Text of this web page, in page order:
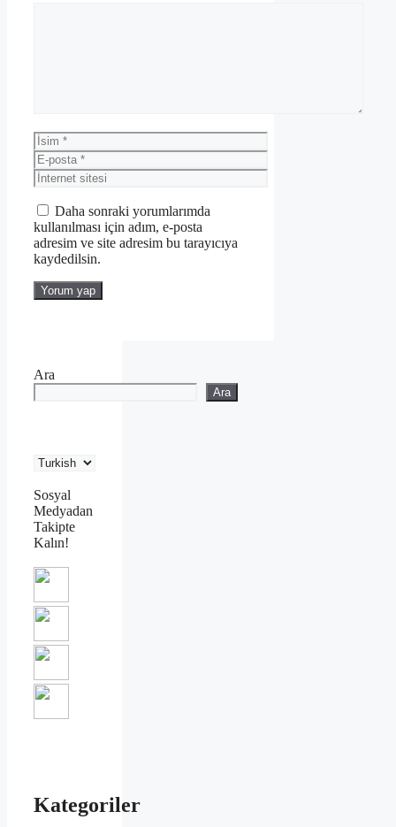
İsim
E-
posta
İnternet
sitesi
Daha sonraki yorumlarımda
kullanılması için adım, e-posta
adresim ve site adresim bu tarayıcıya
kaydedilsin.
Ara
Ara
Sosyal
Medyadan
Takipte
Kalın!
Kategoriler